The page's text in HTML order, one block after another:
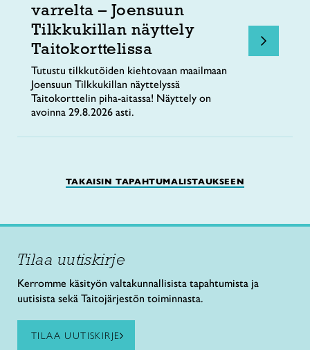
varrelta – Joensuun
Tilkkukillan näyttely
Taitokorttelissa
Tutustu tilkkutöiden kiehtovaan maailmaan
Joensuun Tilkkukillan näyttelyssä
Taitokorttelin piha-aitassa! Näyttely on
avoinna 29.8.2026 asti.
TAKAISIN TAPAHTUMALISTAUKSEEN
Tilaa uutiskirje
Kerromme käsityön valtakunnallisista tapahtumista ja
uutisista sekä Taitojärjestön toiminnasta.
TILAA UUTISKIRJE